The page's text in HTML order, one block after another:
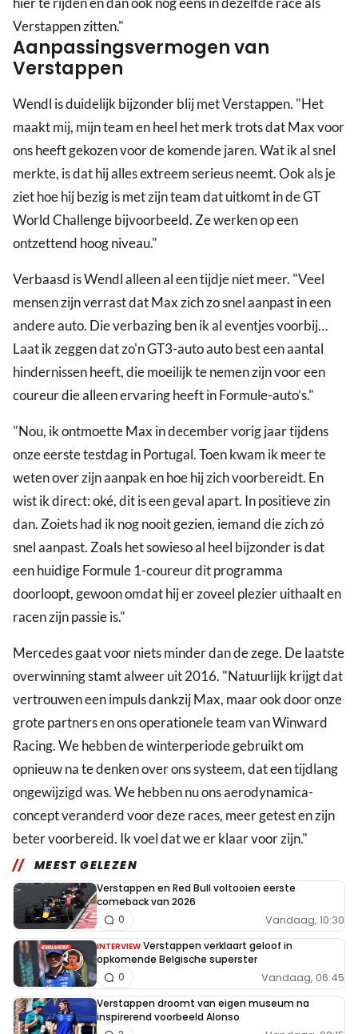
Verstappen zitten."
Aanpassingsvermogen van
Verstappen
Wendl is duidelijk bijzonder blij met Verstappen. "Het
maakt mij, mijn team en heel het merk trots dat Max voor
ons heeft gekozen voor de komende jaren. Wat ik al snel
merkte, is dat hij alles extreem serieus neemt. Ook als je
ziet hoe hij bezig is met zijn team dat uitkomt in de GT
World Challenge bijvoorbeeld. Ze werken op een
ontzettend hoog niveau."
Verbaasd is Wendl alleen al een tijdje niet meer. "Veel
mensen zijn verrast dat Max zich zo snel aanpast in een
andere auto. Die verbazing ben ik al eventjes voorbij…
Laat ik zeggen dat zo'n GT3-auto auto best een aantal
hindernissen heeft, die moeilijk te nemen zijn voor een
coureur die alleen ervaring heeft in Formule-auto’s."
"Nou, ik ontmoette Max in december vorig jaar tijdens
onze eerste testdag in Portugal. Toen kwam ik meer te
weten over zijn aanpak en hoe hij zich voorbereidt. En
wist ik direct: oké, dit is een geval apart. In positieve zin
dan. Zoiets had ik nog nooit gezien, iemand die zich zó
snel aanpast. Zoals het sowieso al heel bijzonder is dat
een huidige Formule 1-coureur dit programma
doorloopt, gewoon omdat hij er zoveel plezier uithaalt en
racen zijn passie is."
Mercedes gaat voor niets minder dan de zege. De laatste
overwinning stamt alweer uit 2016. "Natuurlijk krijgt dat
vertrouwen een impuls dankzij Max, maar ook door onze
grote partners en ons operationele team van Winward
Racing. We hebben de winterperiode gebruikt om
opnieuw na te denken over ons systeem, dat een tijdlang
ongewijzigd was. We hebben nu ons aerodynamica-
concept veranderd voor deze races, meer getest en zijn
beter voorbereid. Ik voel dat we er klaar voor zijn."
MEEST GELEZEN
Verstappen en Red Bull voltooien eerste
comeback van 2026
Vandaag, 10:30
0
INTERVIEW Verstappen verklaart geloof in
opkomende Belgische superster
Vandaag, 06:45
0
Verstappen droomt van eigen museum na
inspirerend voorbeeld Alonso